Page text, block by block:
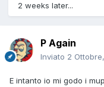
2 weeks later...
P Again
Inviato 2
E intanto io mi godo i